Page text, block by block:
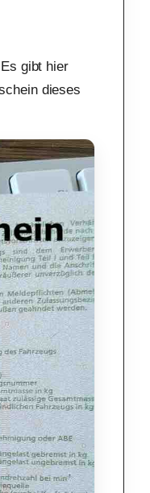
gibt hier
dieses